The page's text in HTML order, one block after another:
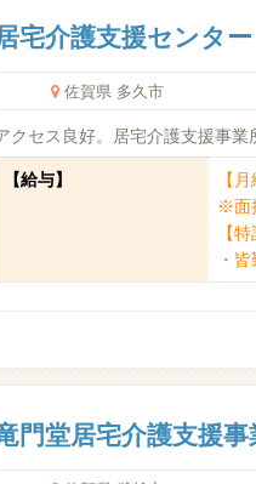
宅介護支援センタ
佐賀県 多久市
クセス良好。居宅介護支援事
【給与】
【
※面
【
・
門堂居宅介護支援